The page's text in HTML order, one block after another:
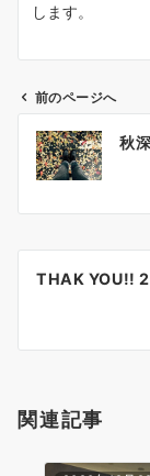
します。
ン
前のページへ
秋
THAK YOU!!
関連記事